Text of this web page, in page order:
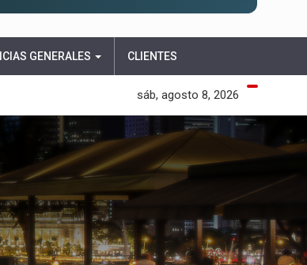
GENERALES CLIENTES
sáb, agosto 8, 2026